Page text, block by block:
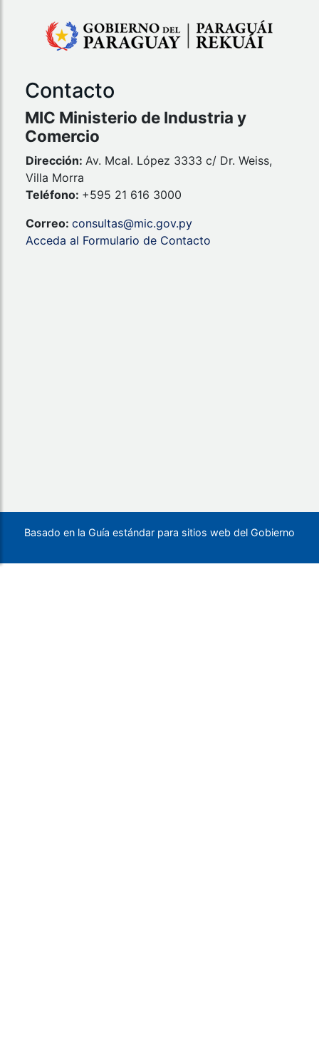
Contacto
MIC Ministerio de Industria y
Comercio
Dirección: Av. Mcal. López 3333 c/ Dr. Weiss,
Villa Morra
Teléfono: +595 21 616 3000
Correo: consultas@mic.gov.py
Acceda al Formulario de Contacto
Basado en la Guía estándar para sitios web del Gobierno